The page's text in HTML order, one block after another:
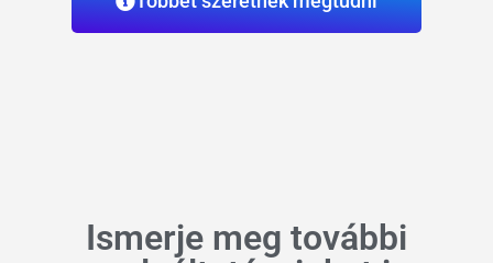
Ismerje meg további